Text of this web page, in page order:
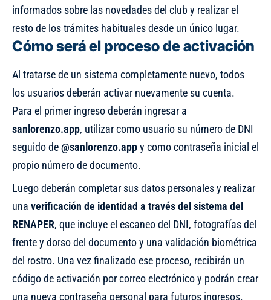
informados sobre las novedades del club y realizar el
resto de los trámites habituales desde un único lugar.
Cómo será el proceso de activación
Al tratarse de un sistema completamente nuevo, todos
los usuarios deberán activar nuevamente su cuenta.
Para el primer ingreso deberán ingresar a
sanlorenzo.app, utilizar como usuario su número de DNI
seguido de@sanlorenzo.appy como contraseña inicial el
propio número de documento.
Luego deberán completar sus datos personales y realizar
una verificación de identidad a través del sistema del
RENAPER, que incluye el escaneo del DNI, fotografías del
frente y dorso del documento y una validación biométrica
del rostro. Una vez finalizado ese proceso, recibirán un
código de activación por correo electrónico y podrán crear
una nueva contraseña personal para futuros ingresos.